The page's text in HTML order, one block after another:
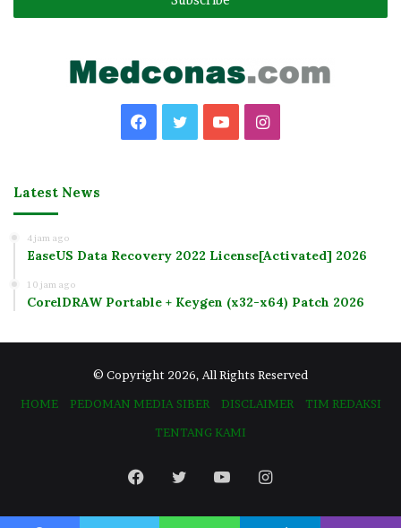
Facebook
TwitterYouTubeInstagram
Latest News
4 jam ago
EaseUS Data Recovery 2022 License[Activated] 2026
10 jam ago
CorelDRAW Portable + Keygen (x32-x64) Patch 2026
© Copyright 2026, All Rights Reserved
HOME
PEDOMAN MEDIA SIBER DISCLAIMER
TIM REDAKSI
TENTANG KAMI
Facebook
TwitterYouTubeInstagram